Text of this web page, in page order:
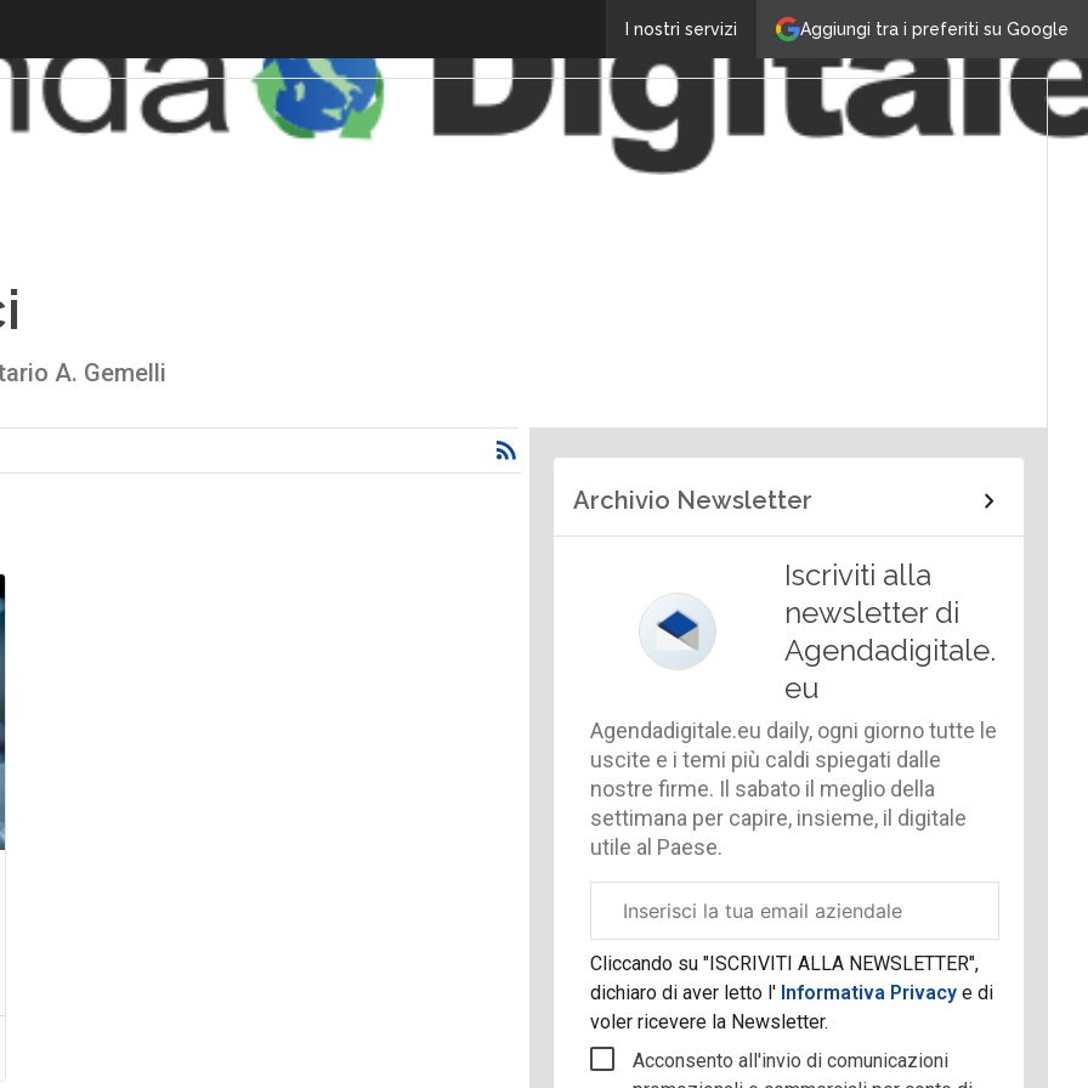
Aggiungi tra i preferiti su Google
I nostri servizi
A. Gemelli
Archivio Newsletter
Iscriviti alla
newsletter di
Agendadigitale.
eu
Agendadigitale.eu daily, ogni giorno tutte le
uscite e i temi più caldi spiegati dalle
nostre firme. Il sabato il meglio della
settimana per capire, insieme, il digitale
utile al Paese.
aziendale
Cliccando su "ISCRIVITI ALLA NEWSLETTER",
dichiaro di aver letto l' Informativa Privacye di
voler ricevere la Newsletter.
Acconsento all'invio di comunicazioni